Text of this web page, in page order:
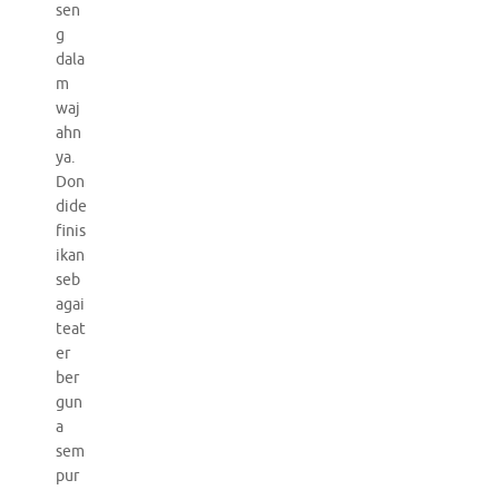
sen
g
dala
m
waj
ahn
ya.
Don
dide
finis
ikan
seb
agai
teat
er
ber
gun
a
sem
pur